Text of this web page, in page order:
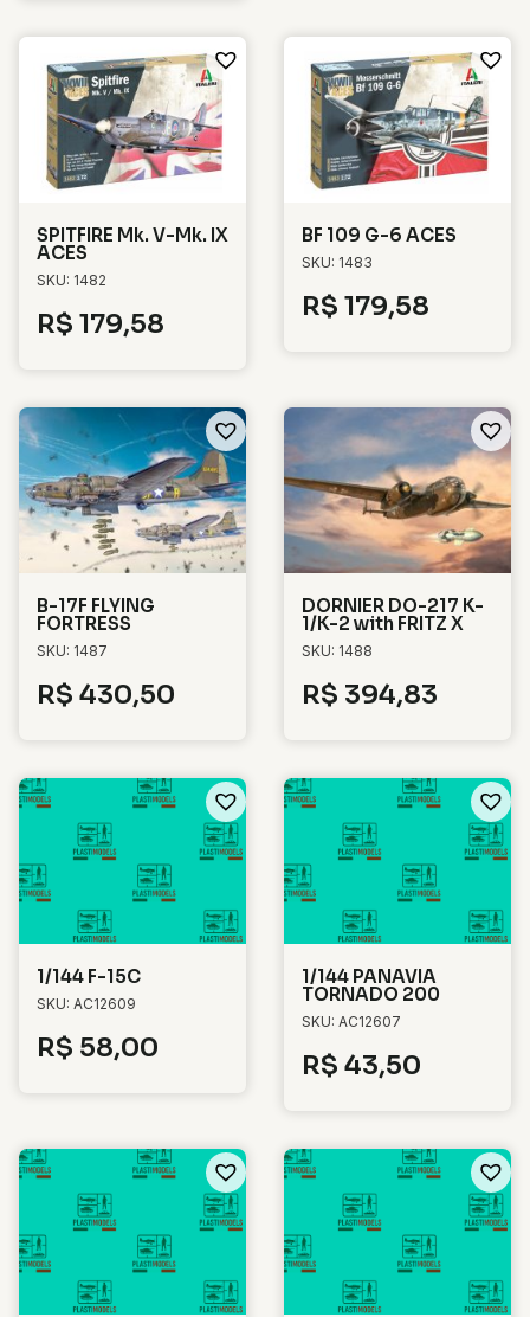
SPITFIRE Mk. V-Mk. IX
ACES
SKU: 1482
R$ 179,58
BF 109 G-6 ACES
SKU: 1483
R$ 179,58
B-17F FLYING
FORTRESS
SKU: 1487
R$ 430,50
DORNIER DO-217 K-
1/K-2 with FRITZ X
SKU: 1488
R$ 394,83
1/144 F-15C
SKU: AC12609
R$ 58,00
1/144 PANAVIA
TORNADO 200
SKU: AC12607
R$ 43,50